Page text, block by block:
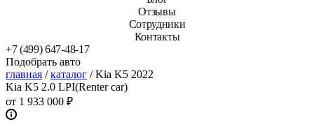
Отзывы
Сотрудники
Контакты
+7 (499) 647-48-17
Подобрать авто
главная / каталог / Kia K5 2022
Kia K5 2.0 LPI(Renter car)
от 1 933 000 ₽